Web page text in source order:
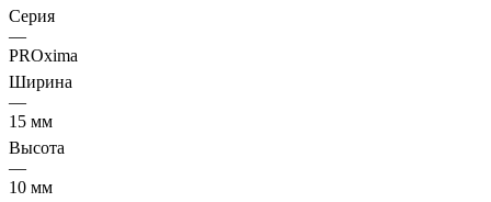
Серия
—
PROxima
Ширина
—
15 мм
Высота
—
10 мм